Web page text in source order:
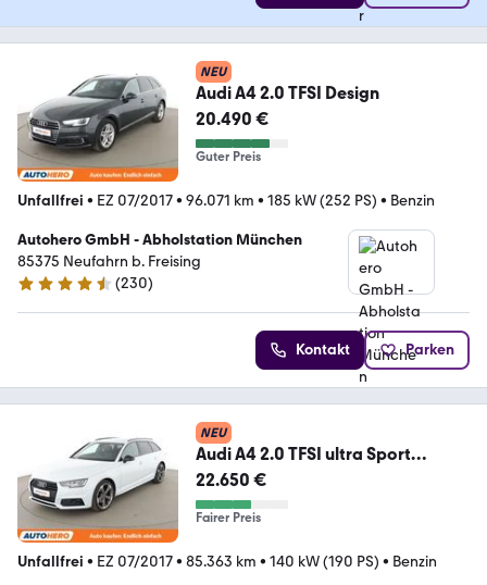
NEU
Audi A4 2.0 TFSI Design
20.490 €
Guter Preis
Unfallfrei • EZ 07/2017• 96.071 km • 185 kW (252 PS) • Benzin
Autohero GmbH - Abholstation München
85375 Neufahrn b. Freising
4.4 Sterne
(230)
Kontakt Parken
NEU
Audi A4 2.0 TFSI ultra Sport
Aut.*MATRIX*ACC*CAM*PDC*
22.650 €
Fairer Preis
Unfallfrei • EZ 07/2017• 85.363 km • 140 kW (190 PS) • Benzin